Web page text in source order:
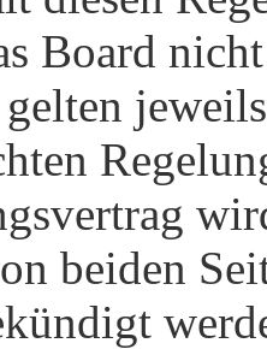
Board
beiden